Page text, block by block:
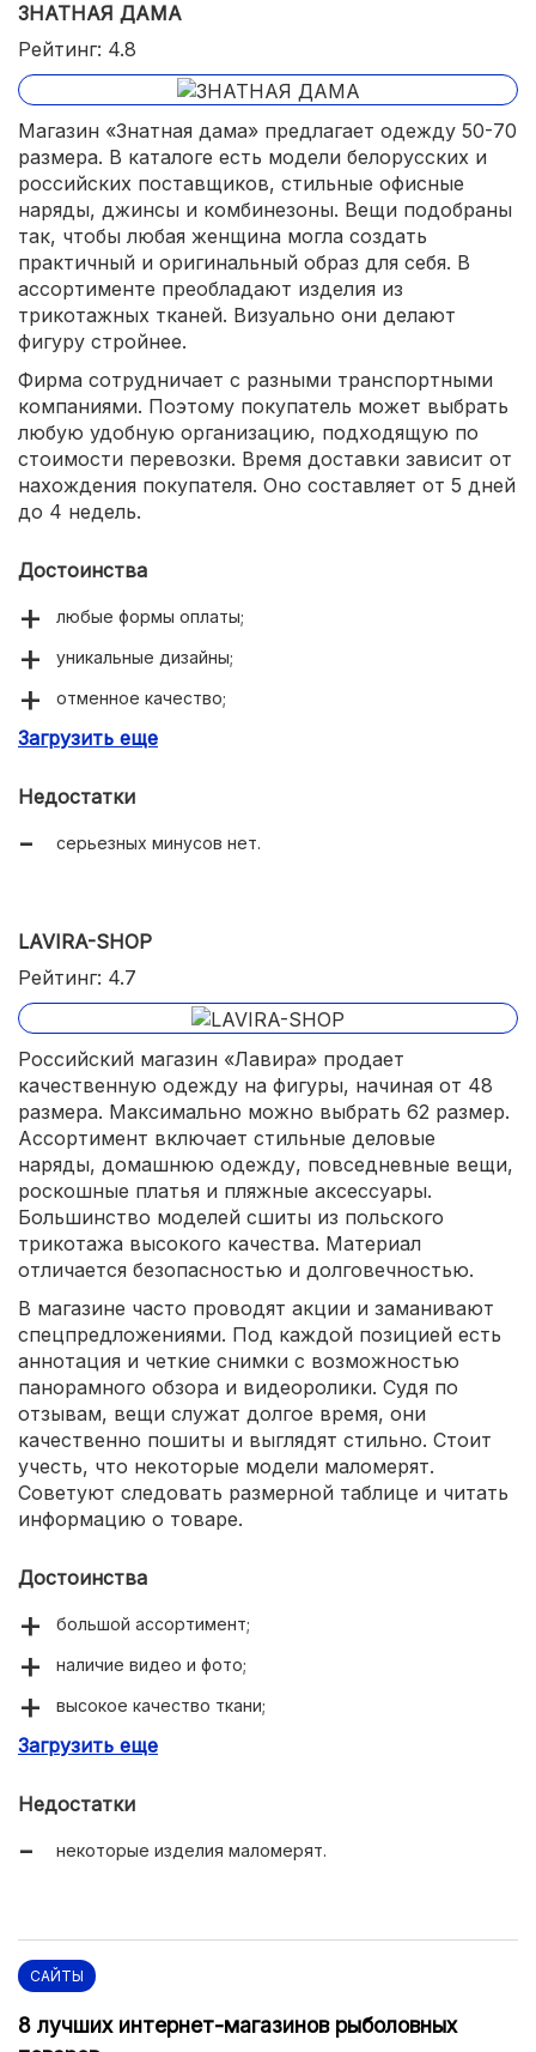
ЗНАТНАЯ ДАМА
Рейтинг: 4.8
Магазин «Знатная дама» предлагает одежду 50-70
размера. В каталоге есть модели белорусских и
российских поставщиков, стильные офисные
наряды, джинсы и комбинезоны. Вещи подобраны
так, чтобы любая женщина могла создать
практичный и оригинальный образ для себя. В
ассортименте преобладают изделия из
трикотажных тканей. Визуально они делают
фигуру стройнее.
Фирма сотрудничает с разными транспортными
компаниями. Поэтому покупатель может выбрать
любую удобную организацию, подходящую по
стоимости перевозки. Время доставки зависит от
нахождения покупателя. Оно составляет от 5 дней
до 4 недель.
Достоинства
любые формы оплаты;
уникальные дизайны;
отменное качество;
отправка в любой регион России.
Загрузить еще
Недостатки
серьезных минусов нет.
LAVIRA-SHOP
Рейтинг: 4.7
Российский магазин «Лавира» продает
качественную одежду на фигуры, начиная от 48
размера. Максимально можно выбрать 62 размер.
Ассортимент включает стильные деловые
наряды, домашнюю одежду, повседневные вещи,
роскошные платья и пляжные аксессуары.
Большинство моделей сшиты из польского
трикотажа высокого качества. Материал
отличается безопасностью и долговечностью.
В магазине часто проводят акции и заманивают
спецпредложениями. Под каждой позицией есть
аннотация и четкие снимки с возможностью
панорамного обзора и видеоролики. Судя по
отзывам, вещи служат долгое время, они
качественно пошиты и выглядят стильно. Стоит
учесть, что некоторые модели маломерят.
Советуют следовать размерной таблице и читать
информацию о товаре.
Достоинства
большой ассортимент;
наличие видео и фото;
высокое качество ткани;
долговечность и гипоаллергенность одежды.
Загрузить еще
Недостатки
некоторые изделия маломерят.
САЙТЫ
8 лучших интернет-магазинов рыболовных